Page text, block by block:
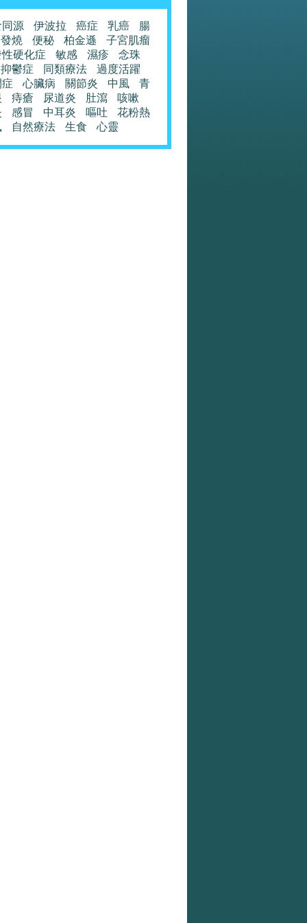
源 伊波拉 癌症 乳癌
腸
發燒
便秘 柏金遜
子宮肌瘤
硬化症
敏感 濕疹
念珠
抑鬱症
同類療法
過度活躍
心臟病 關節炎 中風
青
痔瘡 尿道炎 肚瀉
咳嗽
感冒 中耳炎 嘔吐
花粉熱
自然療法 生食 心靈